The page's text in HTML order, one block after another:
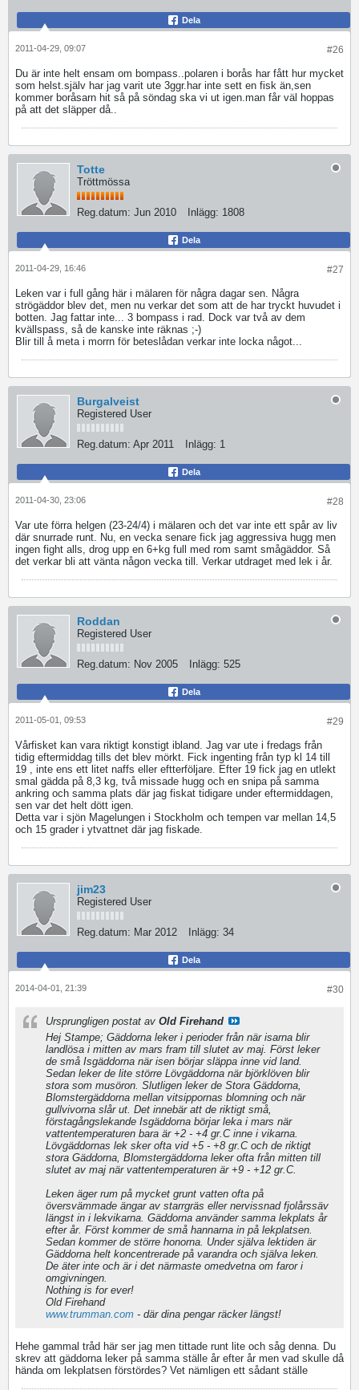
Dela
#26
2011-04-29, 09:07
Du är inte helt ensam om bompass..polaren i borås har fått hur mycket
som helst.själv har jag varit ute 3ggr.har inte sett en fisk än,sen
kommer boråsarn hit så på söndag ska vi ut igen.man får väl hoppas
på att det släpper då..
Totte
Tröttmössa
Reg.datum: Jun 2010 Inlägg: 1808
Dela
#27
2011-04-29, 16:46
Leken var i full gång här i mälaren för några dagar sen. Några
strögäddor blev det, men nu verkar det som att de har tryckt huvudet i
botten. Jag fattar inte... 3 bompass i rad. Dock var två av dem
kvällspass, så de kanske inte räknas ;-)
Blir till å meta i morrn för beteslådan verkar inte locka något...
Burgalveist
Registered User
Reg.datum: Apr 2011 Inlägg: 1
Dela
#28
2011-04-30, 23:06
Var ute förra helgen (23-24/4) i mälaren och det var inte ett spår av liv
där snurrade runt. Nu, en vecka senare fick jag aggressiva hugg men
ingen fight alls, drog upp en 6+kg full med rom samt smågäddor. Så
det verkar bli att vänta någon vecka till. Verkar utdraget med lek i år.
Roddan
Registered User
Reg.datum: Nov 2005 Inlägg: 525
Dela
#29
2011-05-01, 09:53
Vårfisket kan vara riktigt konstigt ibland. Jag var ute i fredags från
tidig eftermiddag tills det blev mörkt. Fick ingenting från typ kl 14 till
19 , inte ens ett litet naffs eller eftterföljare. Efter 19 fick jag en utlekt
smal gädda på 8,3 kg, två missade hugg och en snipa på samma
ankring och samma plats där jag fiskat tidigare under eftermiddagen,
sen var det helt dött igen.
Detta var i sjön Magelungen i Stockholm och tempen var mellan 14,5
och 15 grader i ytvattnet där jag fiskade.
jim23
Registered User
Reg.datum: Mar 2012 Inlägg: 34
Dela
#30
2014-04-01, 21:39
Ursprungligen postat av Old Firehand
Hej Stampe; Gäddorna leker i perioder från när isarna blir
landlösa i mitten av mars fram till slutet av maj. Först leker
de små Isgäddorna när isen börjar släppa inne vid land.
Sedan leker de lite större Lövgäddorna när björklöven blir
stora som musöron. Slutligen leker de Stora Gäddorna,
Blomstergäddorna mellan vitsippornas blomning och när
gullvivorna slår ut. Det innebär att de riktigt små,
förstagångslekande Isgäddorna börjar leka i mars när
vattentemperaturen bara är +2 - +4 gr.C inne i vikarna.
Lövgäddornas lek sker ofta vid +5 - +8 gr.C och de riktigt
stora Gäddorna, Blomstergäddorna leker ofta från mitten till
slutet av maj när vattentemperaturen är +9 - +12 gr.C.
Leken äger rum på mycket grunt vatten ofta på
översvämmade ängar av starrgräs eller nervissnad fjolårssäv
längst in i lekvikarna. Gäddorna använder samma lekplats år
efter år. Först kommer de små hannarna in på lekplatsen.
Sedan kommer de större honorna. Under själva lektiden är
Gäddorna helt koncentrerade på varandra och själva leken.
De äter inte och är i det närmaste omedvetna om faror i
omgivningen.
Nothing is for ever!
Old Firehand
www.trumman.com - där dina pengar räcker längst!
Hehe gammal tråd här ser jag men tittade runt lite och såg denna. Du
skrev att gäddorna leker på samma ställe år efter år men vad skulle då
hända om lekplatsen förstördes? Vet nämligen ett sådant ställe